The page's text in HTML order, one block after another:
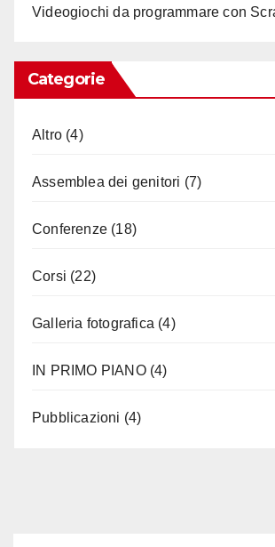
Videogiochi da programmare con
Categorie
Altro (4)
Assemblea dei genitori (7)
Conferenze (18)
Corsi (22)
Galleria fotografica (4)
IN PRIMO PIANO(4)
Pubblicazioni (4)